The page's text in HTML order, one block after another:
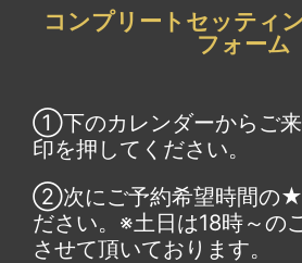
コンプリートセッティ
フォーム
①下のカレンダーからご
印を押してください。
②次にご予約希望時間の★
ださい。※土日は18時～の
させて頂いております。